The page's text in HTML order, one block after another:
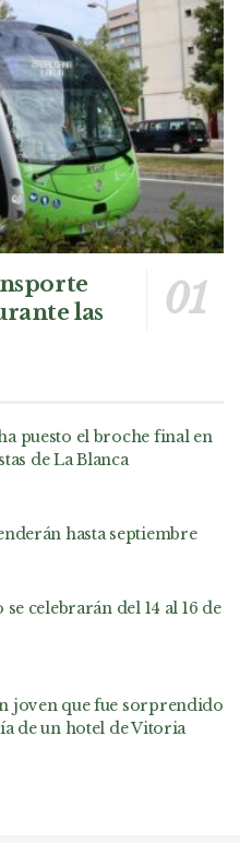
las
puesto el broche final en
de La Blanca
hasta septiembre
celebrarán del 14 al 16 de
joven que fue sorprendido
de un hotel de Vitoria